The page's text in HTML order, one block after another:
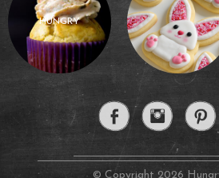
HUNGRY
© Copyright 2026